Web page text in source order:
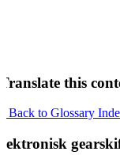
Translate this
« Back to Glossary